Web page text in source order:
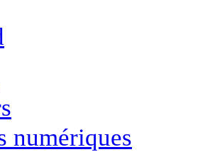
numériques